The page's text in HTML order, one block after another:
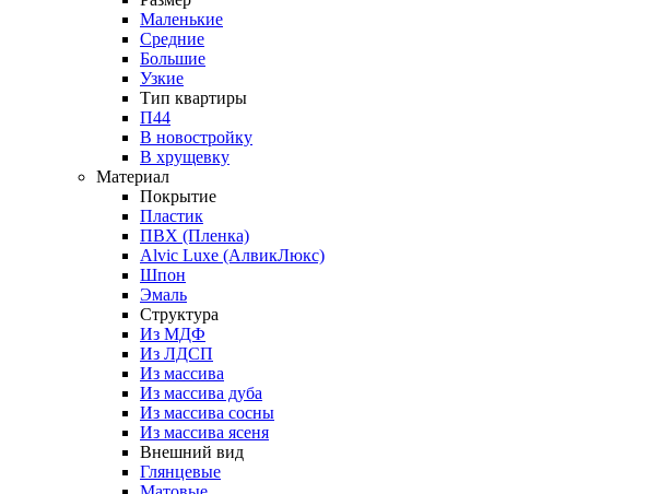
Маленькие
Средние
Большие
Узкие
Тип квартиры
П44
В новостройку
В хрущевку
Материал
Покрытие
Пластик
ПВХ (Пленка)
Alvic Luxe (АлвикЛюкс)
Шпон
Эмаль
Структура
Из МДФ
Из ЛДСП
Из массива
Из массива дуба
Из массива сосны
Из массива ясеня
Внешний вид
Глянцевые